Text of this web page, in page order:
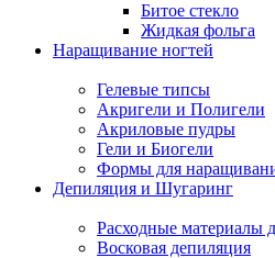
Битое стекло
Жидкая фольга
Наращивание ногтей
Гелевые типсы
Акригели и Полигели
Акриловые пудры
Гели и Биогели
Формы для
Депиляция и Шугаринг
Расходные материалы
Восковая депиляция